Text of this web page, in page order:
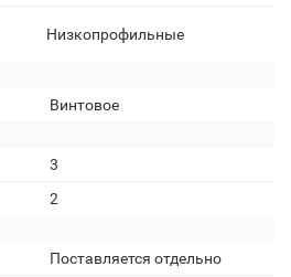
Низкопрофильные
Винтовое
3
2
Поставляется отдельно